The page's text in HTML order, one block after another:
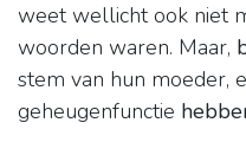
weet wellicht ook niet
woorden waren. Maar,
stem van hun moeder,
geheugenfunctie